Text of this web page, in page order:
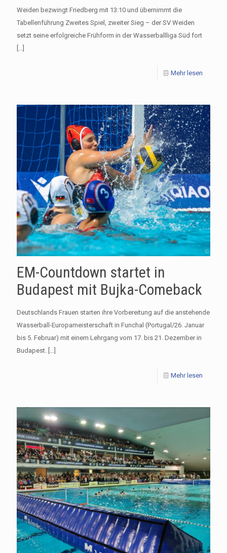
Weiden bezwingt Friedberg mit 13:10 und übernimmt die
Tabellenführung Zweites Spiel, zweiter Sieg – der SV Weiden
setzt seine erfolgreiche Frühform in der Wasserballliga Süd fort
Mehr lesen
EM-Countdown startet in
Budapest mit Bujka-Comeback
Deutschlands Frauen starten ihre Vorbereitung auf die anstehende
Wasserball-Europameisterschaft in Funchal (Portugal/26. Januar
bis 5. Februar) mit einem Lehrgang vom 17. bis 21. Dezember in
Budapest. […]
Mehr lesen